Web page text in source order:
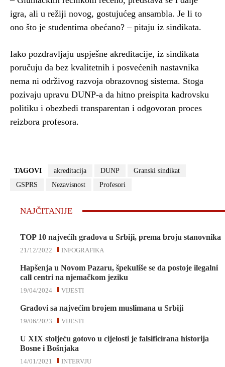
igra, ali u režiji novog, gostujućeg ansambla. Je li to
ono što je studentima obećano? – pitaju iz sindikata.
Iako pozdravljaju uspješne akreditacije, iz sindikata
poručuju da bez kvalitetnih i posvećenih nastavnika
nema ni održivog razvoja obrazovnog sistema. Stoga
pozivaju upravu DUNP-a da hitno preispita kadrovsku
politiku i obezbedi transparentan i odgovoran proces
reizbora profesora.
TAGOVI akreditacija DUNP
Granski sindikat
GSPRS
Nezavisnost Profesori
NAJČITANIJE
TOP 10 najvećih gradova u Srbiji, prema broju stanovnika
INFOGRAFIKA
21/12/2022
Hapšenja u Novom Pazaru, špekuliše se da postoje ilegalni
call centri na njemačkom jeziku
VIJESTI
19/04/2024
Gradovi sa najvećim brojem muslimana u Srbiji
VIJESTI
19/06/2023
U XIX stoljeću gotovo u cijelosti je falsificirana historija
Bosne i Bošnjaka
INTERVJU
14/01/2021